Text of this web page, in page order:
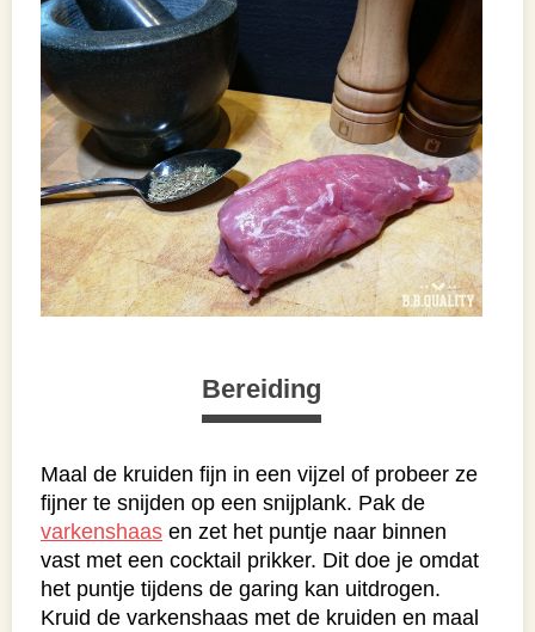
Bereiding
Maal de kruiden fijn in een vijzel of probeer ze
fijner te snijden op een snijplank. Pak de
varkenshaas en zet het puntje naar binnen
vast met een cocktail prikker. Dit doe je omdat
het puntje tijdens de garing kan uitdrogen.
Kruid de varkenshaas met de kruiden en maal